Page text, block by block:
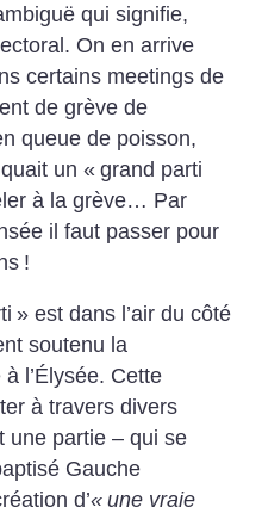
qui signifie,
On en arrive
certains meetings de
de grève de
queue de poisson,
un « grand parti
à la grève… Par
il faut passer pour
!
» est dans l’air du côté
soutenu la
l’Élysée. Cette
à travers divers
une partie – qui se
Gauche
d’« une vraie